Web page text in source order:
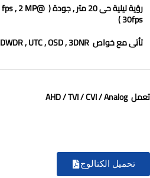
رؤية ليلية حى20متر, جودة ( , 2 MP@
30fps
)
تأتى مع خواص , UTC , OSD , 3DNR ,
تعمل AHD / TVI / CVI / Analog
تحميل الكتالوج